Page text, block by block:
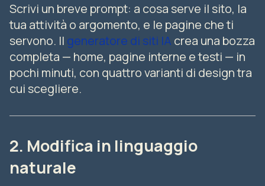
Scrivi un breve prompt: a cosa serve il sito, la
tua attività o argomento, e le pagine che ti
servono. Il generatore di siti IA crea una bozza
completa — home, pagine interne e testi — in
pochi minuti, con quattro varianti di design tra
cui scegliere.
2. Modifica in linguaggio
naturale